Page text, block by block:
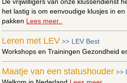
het lastig is om eenvoudige klusjes in
pakken Lees meer..
Leren met LEV >> LEV Best
Workshops en Trainingen Gezondheid
Maatje van een statushouder >>